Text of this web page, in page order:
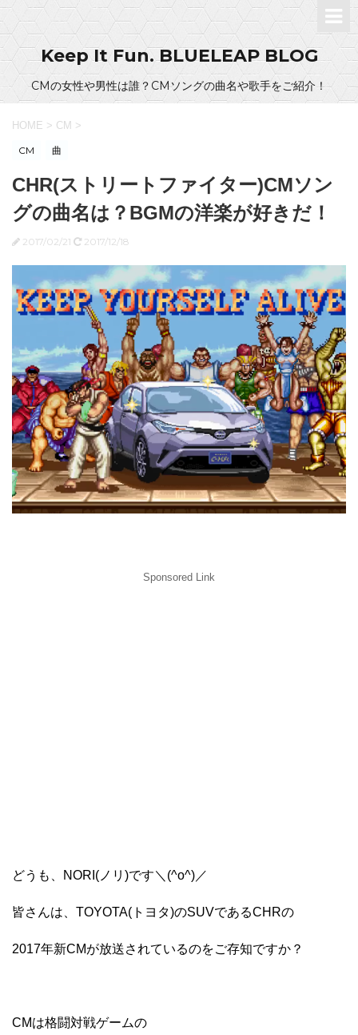
Keep It Fun. BLUELEAP BLOG
CMの女性や男性は誰？CMソングの曲名や歌手をご紹介！
HOME > CM >
CM 曲
CHR(ストリートファイター)CMソン
グの曲名は？BGMの洋楽が好きだ！
2017/02/21 2017/12/18
Sponsored Link
どうも、NORI(ノリ)です＼(^o^)／
皆さんは、TOYOTA(トヨタ)のSUVであるCHRの
2017年新CMが放送されているのをご存知ですか？
CMは格闘対戦ゲームの